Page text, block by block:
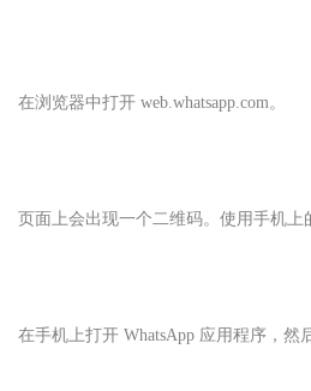
在浏览器中打开 web.whatsapp.com。
页面上会出现一个二维码。使用手机上
在手机上打开 WhatsApp 应用程序，然